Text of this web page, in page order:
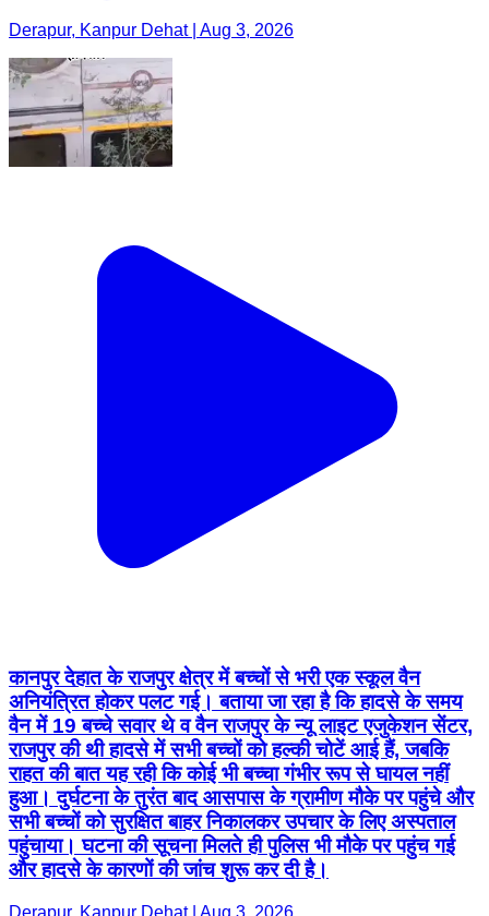
Derapur, Kanpur Dehat | Aug 3, 2026
कानपुर देहात के राजपुर क्षेत्र में बच्चों से भरी एक स्कूल वैन
अनियंत्रित होकर पलट गई। बताया जा रहा है कि हादसे के समय
वैन में 19 बच्चे सवार थे व वैन राजपुर के न्यू लाइट एजुकेशन सेंटर,
राजपुर की थी हादसे में सभी बच्चों को हल्की चोटें आई हैं, जबकि
राहत की बात यह रही कि कोई भी बच्चा गंभीर रूप से घायल नहीं
हुआ। दुर्घटना के तुरंत बाद आसपास के ग्रामीण मौके पर पहुंचे और
सभी बच्चों को सुरक्षित बाहर निकालकर उपचार के लिए अस्पताल
पहुंचाया। घटना की सूचना मिलते ही पुलिस भी मौके पर पहुंच गई
और हादसे के कारणों की जांच शुरू कर दी है।
Derapur, Kanpur Dehat | Aug 3, 2026